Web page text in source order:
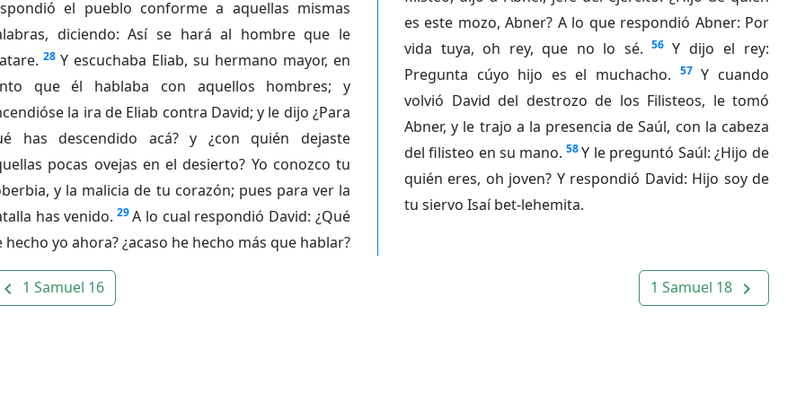
el pueblo conforme a aquellas mismas
diciendo: Así se hará al hombre que le
28 Y escuchaba Eliab, su hermano mayor, en
que él hablaba con aquellos hombres; y
la ira de Eliab contra David; y le dijo ¿Para
has descendido acá? y ¿con quién dejaste
pocas ovejas en el desierto? Yo conozco tu
y la malicia de tu corazón; pues para ver la
has venido. 29A lo cual respondió David: ¿Qué
hecho yo ahora? ¿acaso he hecho más que hablar?
es este mozo, Abner? A lo que respondió Abner: Por
vida tuya, oh rey, que no lo sé. 56 Y dijo el rey:
Pregunta cúyo hijo es el muchacho.
57 Y cuando
volvió David del destrozo de los Filisteos, le tomó
Abner, y le trajo a la presencia de Saúl, con la cabeza
del filisteo en su mano. 58Y le preguntó Saúl: ¿Hijo de
quién eres, oh joven? Y respondió David: Hijo soy de
tu siervo Isaí bet-lehemita.
navigate_before 1 Samuel 16 1 Samuel 18 navigate_next